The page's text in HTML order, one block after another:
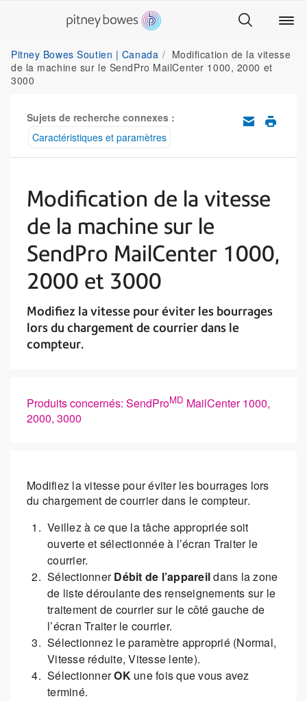
Pitney Bowes Soutien | Canada
Modification de la vitesse
de la machine sur le SendPro MailCenter 1000, 2000 et
3000
Sujets de recherche connexes :
Caractéristiques et paramètres
Modification de la vitesse
de la machine sur le
SendPro MailCenter 1000,
2000 et 3000
Modifiez la vitesse pour éviter les bourrages
lors du chargement de courrier dans le
compteur.
Produits concernés: SendProMD MailCenter 1000,
2000, 3000
Modifiez la vitesse pour éviter les bourrages lors
du chargement de courrier dans le compteur.
Veillez à ce que la tâche appropriée soit
ouverte et sélectionnée à l’écran Traiter le
courrier.
SélectionnerDébit de l’appareildans la zone
de liste déroulante des renseignements sur le
traitement de courrier sur le côté gauche de
l’écran Traiter le courrier.
Sélectionnez le paramètre approprié (Normal,
Vitesse réduite, Vitesse lente).
SélectionnerOK une fois que vous avez
terminé.